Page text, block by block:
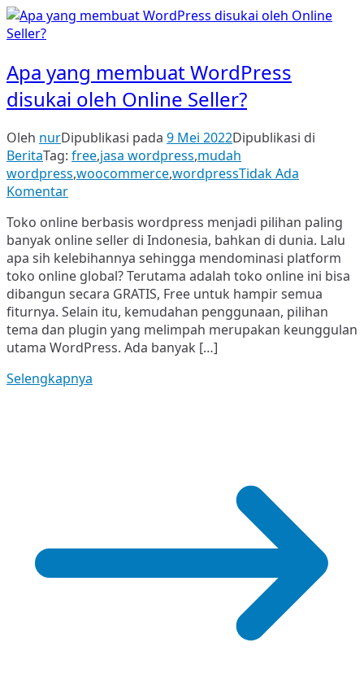
Apa yang membuat WordPress
disukai oleh Online Seller?
Oleh nurDipublikasi pada 9 Mei 2022Dipublikasi di
BeritaTag: free,jasa wordpress,mudah
wordpress,woocommerce,wordpressTidak Ada
Komentarpada
yang
membuat
WordPress
disukai
oleh
Online
Seller?
Toko online berbasis wordpress menjadi pilihan paling
banyak online seller di Indonesia, bahkan di dunia. Lalu
apa sih kelebihannya sehingga mendominasi platform
toko online global? Terutama adalah toko online ini bisa
dibangun secara GRATIS, Free untuk hampir semua
fiturnya. Selain itu, kemudahan penggunaan, pilihan
tema dan plugin yang melimpah merupakan keunggulan
utama WordPress. Ada banyak […]
Selengkapnya